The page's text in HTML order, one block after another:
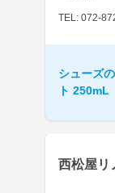
TEL: 072-
シューズ
ト 250mL
西松屋リ